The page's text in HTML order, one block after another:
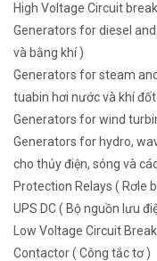
High Voltage Circuit
Generators for diesel
và bằng khí )
Generators for steam
tuabin hơi nước và khí đốt
Generators for wind
Generators for hydro,
cho thủy điện, sóng và
Protection Relays ( Rơle
UPS DC ( Bộ nguồn lưu
Low Voltage Circuit
Contactor ( Công tắc tơ )